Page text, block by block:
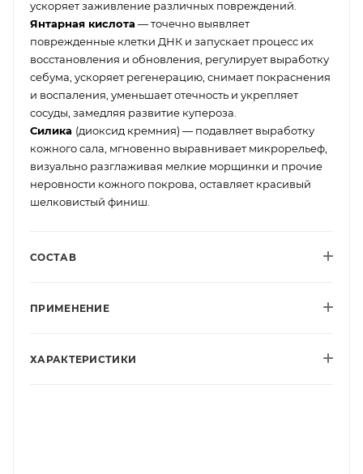
ускоряет заживление различных повреждений.
Янтарная кислота — точечно выявляет
поврежденные клетки ДНК и запускает процесс их
восстановления и обновления, регулирует выработку
себума, ускоряет регенерацию, снимает покраснения
и воспаления, уменьшает отечность и укрепляет
сосуды, замедляя развитие купероза.
Силика (диоксид кремния) — подавляет выработку
кожного сала, мгновенно выравнивает микрорельеф,
визуально разглаживая мелкие морщинки и прочие
неровности кожного покрова, оставляет красивый
шелковистый финиш.
СОСТАВ
ПРИМЕНЕНИЕ
ХАРАКТЕРИСТИКИ